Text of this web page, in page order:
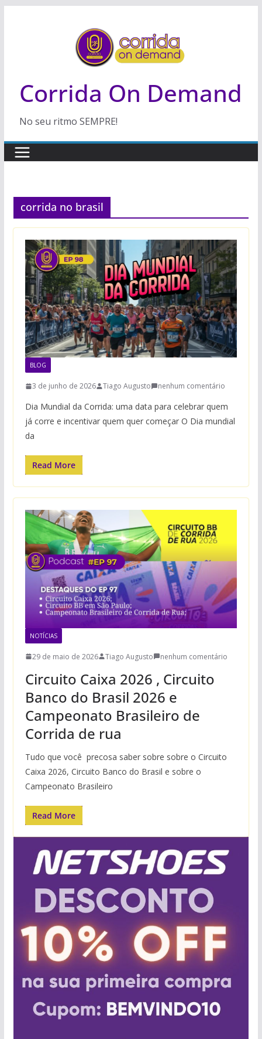
Corrida On Demand
No seu ritmo SEMPRE!
corrida no brasil
BLOG
3 de junho de 2026 Tiago Augusto nenhum comentário
Dia Mundial da Corrida: uma data para celebrar quem
já corre e incentivar quem quer começar O Dia mundial
da
Read More
NOTÍCIAS
29 de maio de 2026 Tiago Augusto nenhum comentário
Circuito Caixa 2026 , Circuito
Banco do Brasil 2026 e
Campeonato Brasileiro de
Corrida de rua
Tudo que você precosa saber sobre sobre o Circuito
Caixa 2026, Circuito Banco do Brasil e sobre o
Campeonato Brasileiro
Read More